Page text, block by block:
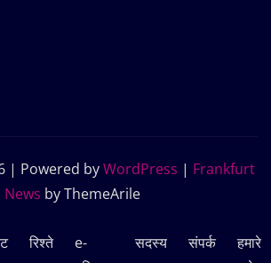
| Powered byWordPress | Frankfurt
News by ThemeArile
रिश्ते
e-
सदस्‍य संपर्क
हमारे